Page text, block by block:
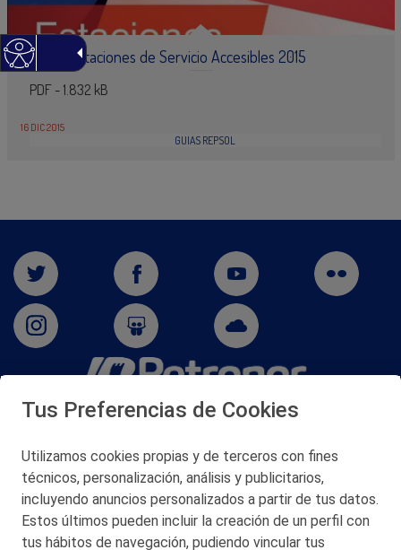
Guía de Estaciones de Servicio Accesibles 2015
PDF - 1.832 kB
16 DIC 2015
GUIAS REPSOL
San Martín 5-Edificio Muñatones,
© 2026 Petronor S.A.
Tus Preferencias de Cookies
Utilizamos cookies propias y de terceros con fines
técnicos, personalización, análisis y publicitarios,
incluyendo anuncios personalizados a partir de tus datos.
Estos últimos pueden incluir la creación de un perfil con
tus hábitos de navegación, pudiendo vincular tus